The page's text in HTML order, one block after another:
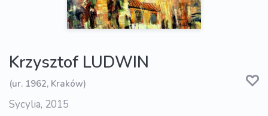
Krzysztof LUDWIN
(ur. 1962, Kraków)
Sycylia, 2015